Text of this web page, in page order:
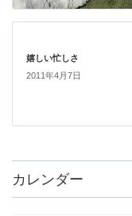
嬉しい忙しさ
2011年4月7日
カレンダー